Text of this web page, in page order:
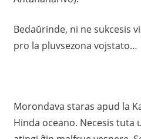
Bedaŭrinde, ni ne sukcesis
pro la pluvsezona vojstato…
Morondava staras apud la
Hinda oceano. Necesis tuta